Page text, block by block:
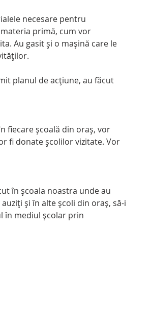
necesare pentru
primă, cum vor
Au gasit și o mașină care le
planul de acțiune, au făcut
fiecare școală din oraș, vor
fi donate școlilor vizitate. Vor
în școala noastra unde au
și în alte școli din oraș, să-i
în mediul școlar prin